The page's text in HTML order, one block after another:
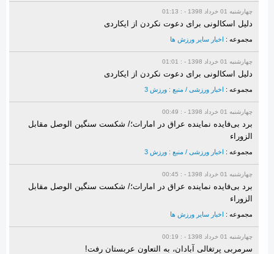
چهارشنبه 01 خرداد 1398 - : 01:13
دلیل اسکالونی برای دعوت نکردن از ایکاردی
مجموعه : اخبار سایر ورزش ها
چهارشنبه 01 خرداد 1398 - : 01:01
دلیل اسکالونی برای دعوت نکردن از ایکاردی
مجموعه : اخبار ورزشی / منبع : ورزش 3
چهارشنبه 01 خرداد 1398 - : 00:49
برد بی‌فایده نماینده عراق در امارات؛/ شکست سنگین الوصل مقابل
الزوراء
مجموعه : اخبار ورزشی / منبع : ورزش 3
چهارشنبه 01 خرداد 1398 - : 00:45
برد بی‌فایده نماینده عراق در امارات؛/ شکست سنگین الوصل مقابل
الزوراء
مجموعه : اخبار سایر ورزش ها
چهارشنبه 01 خرداد 1398 - : 00:19
سرمربی پرتغالی آبادان، به التعاون عربستان رفت!